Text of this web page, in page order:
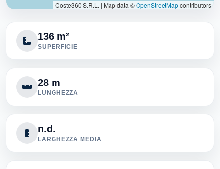
Coste360 S.R.L. | Map data ©OpenStreetMapcontributors
136 m²
SUPERFICIE
28 m
LUNGHEZZA
n.d.
LARGHEZZA MEDIA